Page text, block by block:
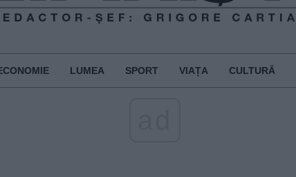
LUMEA SPORT VIAȚA CULTURĂ